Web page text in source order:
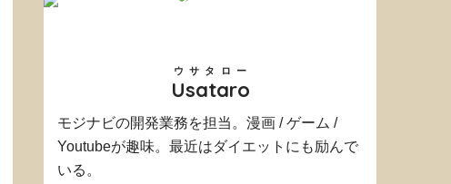
Usataro
ウサタロー
モジナビの開発業務を担当。漫画 / ゲーム /
Youtubeが趣味。最近はダイエットにも励んで
いる。